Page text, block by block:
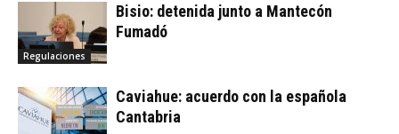
Regulaciones
Bisio: detenida junto a Mantecón
Fumadó
Caviahue: acuerdo con la española
Cantabria